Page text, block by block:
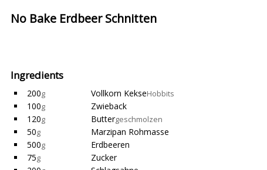
No Bake Erdbeer Schnitten
Ingredients
200g Vollkorn KekseHobbits
100g
Zwieback
120g Buttergeschmolzen
50g
Marzipan Rohmasse
500g
Erdbeeren
75g
Zucker